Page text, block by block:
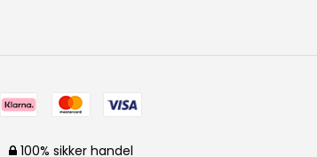
100% sikker handel